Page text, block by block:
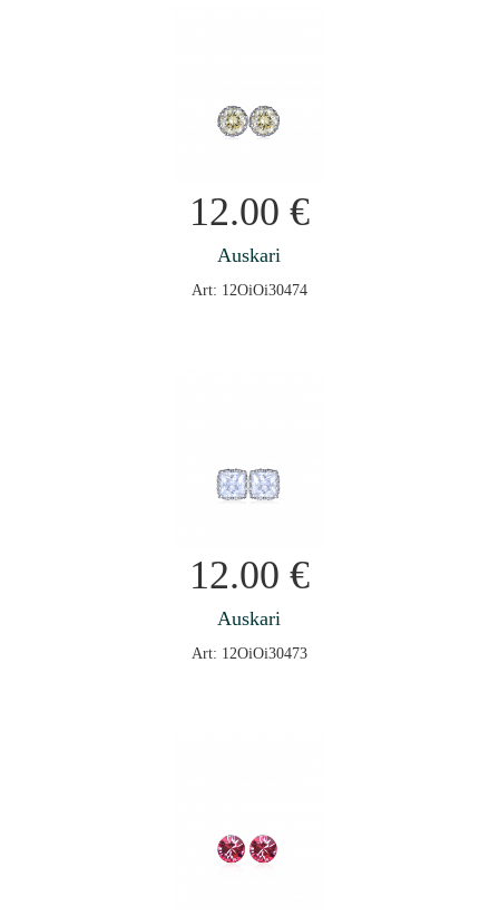
12.00 €
Auskari
Art: 12OiOi30474
12.00 €
Auskari
Art: 12OiOi30473